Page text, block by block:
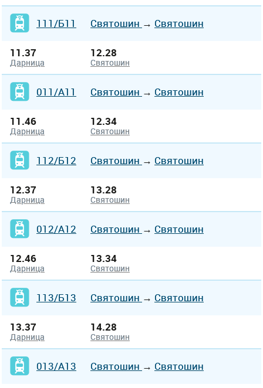
111/Б11 Святошин → Святошин
11.37
Дарница
12.28
Святошин
011/А11 Святошин → Святошин
11.46
Дарница
12.34
Святошин
112/Б12 Святошин → Святошин
12.37
Дарница
13.28
Святошин
012/А12 Святошин → Святошин
12.46
Дарница
13.34
Святошин
113/Б13 Святошин → Святошин
13.37
Дарница
14.28
Святошин
013/А13 Святошин → Святошин